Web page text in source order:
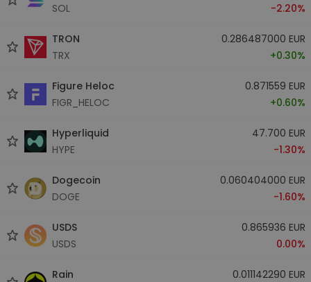
SOL
-2.20%
TRON
TRX
0.286487000 EUR
+0.30%
Figure Heloc
FIGR_HELOC
0.871559 EUR
+0.60%
Hyperliquid
HYPE
47.700 EUR
-1.30%
Dogecoin
DOGE
0.060404000 EUR
-1.60%
USDS
USDS
0.865936 EUR
0.00%
Rain 0.011142290 EUR